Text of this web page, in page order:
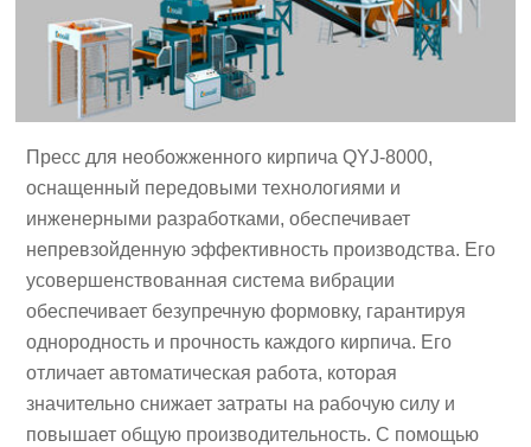
Пресс для необожженного кирпича QYJ-8000,
оснащенный передовыми технологиями и
инженерными разработками, обеспечивает
непревзойденную эффективность производства. Его
усовершенствованная система вибрации
обеспечивает безупречную формовку, гарантируя
однородность и прочность каждого кирпича. Его
отличает автоматическая работа, которая
значительно снижает затраты на рабочую силу и
повышает общую производительность. С помощью